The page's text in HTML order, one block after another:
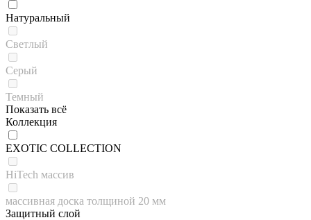
Натуральный
Светлый
Серый
Темный
Показать всё
Коллекция
EXOTIC COLLECTION
HiTech массив
массивная доска толщиной 20 мм
Защитный слой